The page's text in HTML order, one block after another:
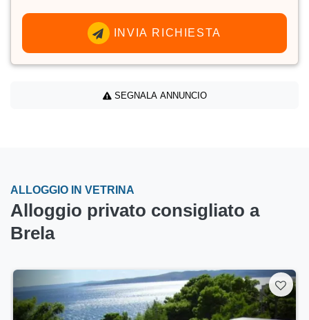
INVIA RICHIESTA
SEGNALA ANNUNCIO
ALLOGGIO IN VETRINA
Alloggio privato consigliato a
Brela